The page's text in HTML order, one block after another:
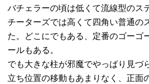
バチェラーの頃は低くて流線型のス
チーターズでは高くて四角い普通の
た。どこにでもある、定番のゴーゴ
ールもある。
でも大きな柱が邪魔でやっぱり見づ
立ち位置の移動もあまりなく、正面